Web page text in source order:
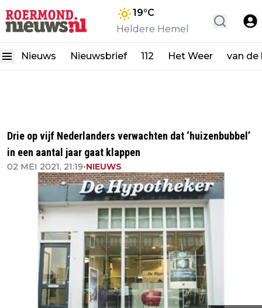
19°C
Heldere Hemel
Nieuws Nieuwsbrief 112 Het Weer van de
Drie op vijf Nederlanders verwachten dat ‘huizenbubbel’
in een aantal jaar gaat klappen
02 MEI 2021, 21:19•NIEUWS